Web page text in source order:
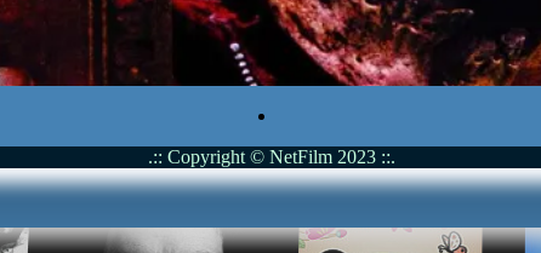
.:: Copyright © NetFilm 2023 ::.